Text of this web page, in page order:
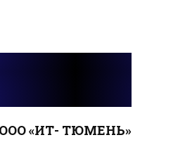
«ИТ- ТЮМЕНЬ»